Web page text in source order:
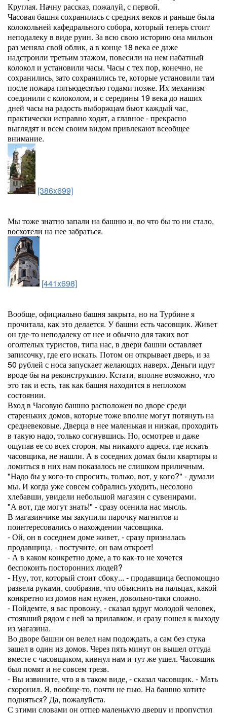
Круглая. Начну рассказ, пожалуй, с первой.
Часовая башня сохранилась с средних веков и раньше была
колокольней кафедрального собора, который теперь стоит
неподалеку в виде руин. За всю свою историю она мильон
раз меняла свой облик, а в конце 18 века ее даже
надстроили третьим этажом, повесили на нем набатный
колокол и установили часы. Часы с тех пор, конечно, не
сохранились, зато сохранились те, которые установили там
после пожара пятьюдесятью годами позже. Их механизм
соединили с колоколом, и с середины 19 века до наших
дней часы на радость выборжцам бьют каждый час,
практически исправно ходят, а главное - прекрасно
выглядят и всем своим видом привлекают всеобщее
внимание.
[386x699]
Мы тоже знатно запали на башню и, во что бы то ни стало,
восхотели на нее забраться.
[441x698]
Вообще, официально башня закрыта, но на Турбине я
прочитала, как это делается. У башни есть часовщик. Живет
он где-то неподалеку от нее и обычно для таких вот
оголтелых туристов, типа нас, в двери башни оставляет
записочку, где его искать. Потом он открывает дверь, и за
50 рублей с носа запускает желающих наверх. Деньги идут
вроде бы на реконструкцию. Кстати, вполне возможно, что
это так и есть, так как башня находится в неплохом
состоянии.
Вход в Часовую башню расположен во дворе среди
стареньких домов, которые тоже вполне могут потянуть на
средневековые. Дверца в нее маленькая и низкая, проходить
в такую надо, только согнувшись. Но, осмотрев и даже
ощупав ее со всех сторон, мы никакого адреса, где искать
часовщика, не нашли. А в соседних домах были квартиры и
ломиться в них нам показалось не слишком приличным.
"Надо бы у кого-то спросить, только, вот, у кого?" - думали
мы. И когда уже совсем собрались уходить, несолоно
хлебавши, увидели небольшой магазин с сувенирами.
"А вот, где могут знать!" - сразу осенила нас мысль.
В магазинчике мы закупили парочку магнитов и
поинтересовались о нахождении часовщика.
- Ой, он в соседнем доме живет, - сразу призналась
продавщица, - постучите, он вам откроет!
- А в каком конкретно доме, а то как-то не хочется
беспокоить посторонних людей?
- Нуу, тот, который стоит сбоку... - продавщица беспомощно
развела руками, сообразив, что объяснить на пальцах, какой
конкретно из домов нам нужен, довольно-таки сложно.
- Пойдемте, я вас провожу, - сказал вдруг молодой человек,
стоявший рядом с ней за прилавком, и сразу пошел к выходу
из магазина.
Во дворе башни он велел нам подождать, а сам без стука
зашел в один из домов. Через пять минут он вышел оттуда
вместе с часовщиком, кивнул нам и тут же ушел. Часовщик
был помят и не совсем трезв.
- Вы извините, что я в таком виде, - сказал часовщик. - Мать
схоронил. Я, вообще-то, почти не пью. На башню хотите
подняться? Да, пожалуйста.
С этими словами он отпер маленькую дверцу и пропустил